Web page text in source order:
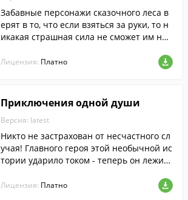
Забавные персонажи сказочного леса в
ерят в то, что если взяться за руки, то н
икакая страшная сила не сможет им нав
Лицензия: Платно
Приключения одной души
Версия: latest
Никто не застрахован от несчастного сл
учая! Главного героя этой необычной ис
тории ударило током - теперь он лежит
из одного тела в другое.
Лицензия: Платно